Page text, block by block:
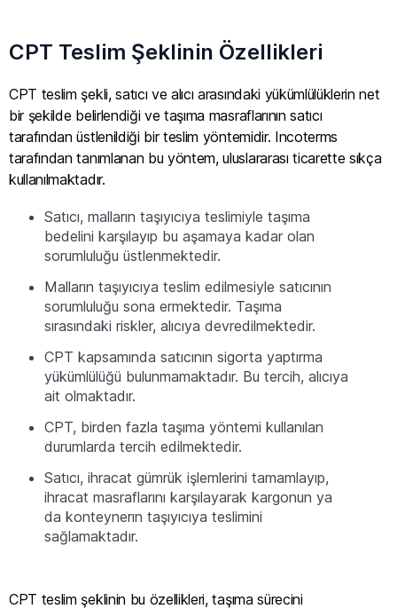
CPT Teslim Şeklinin Özellikleri
CPT teslim şekli, satıcı ve alıcı arasındaki yükümlülüklerin net
bir şekilde belirlendiği ve taşıma masraflarının satıcı
tarafından üstlenildiği bir teslim yöntemidir. Incoterms
tarafından tanımlanan bu yöntem, uluslararası ticarette sıkça
kullanılmaktadır.
Satıcı, malların taşıyıcıya teslimiyle taşıma
bedelini karşılayıp bu aşamaya kadar olan
sorumluluğu üstlenmektedir.
Malların taşıyıcıya teslim edilmesiyle satıcının
sorumluluğu sona ermektedir. Taşıma
sırasındaki riskler, alıcıya devredilmektedir.
CPT kapsamında satıcının sigorta yaptırma
yükümlülüğü bulunmamaktadır. Bu tercih, alıcıya
ait olmaktadır.
CPT, birden fazla taşıma yöntemi kullanılan
durumlarda tercih edilmektedir.
Satıcı, ihracat gümrük işlemlerini tamamlayıp,
ihracat masraflarını karşılayarak kargonun ya
da konteynerın taşıyıcıya teslimini
sağlamaktadır.
CPT teslim şeklinin bu özellikleri, taşıma sürecini